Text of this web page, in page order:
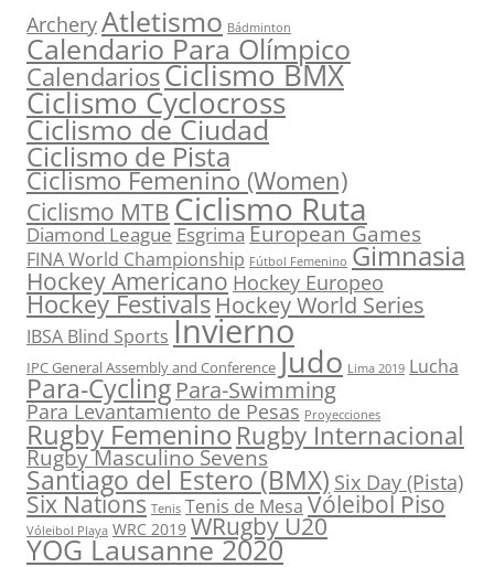
ArcheryAtletismo Bádminton
Calendario Para Olímpico
CalendariosCiclismo BMX
Ciclismo Cyclocross
Ciclismo de Ciudad
Ciclismo de Pista
Ciclismo Femenino (Women)
Ciclismo MTBCiclismo Ruta
Diamond League EsgrimaEuropean Games
FINA World Championship Fútbol Femenino Gimnasia
Hockey Americano Hockey Europeo
Hockey FestivalsHockey World Series
IBSA Blind Sports Invierno
IPC General Assembly and Conference Judo Lima 2019 Lucha
Para-Cycling Para-Swimming
Para Levantamiento de Pesas Proyecciones
Rugby FemeninoRugby Internacional
Rugby Masculino Sevens
Santiago del Estero (BMX) Six Day (Pista)
Six Nations Tenis Tenis de Mesa Vóleibol Piso
Vóleibol Playa WRC 2019 WRugby U20
YOG Lausanne 2020